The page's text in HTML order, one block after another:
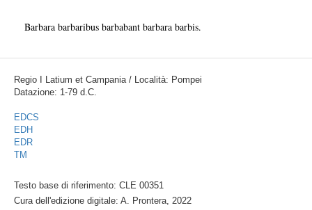
Barbara barbaribus barbabant barbara barbis.
Regio I Latium et Campania / Località: Pompei
Datazione: 1-79 d.C.
EDCS
EDH
EDR
TM
Testo base di riferimento: CLE 00351
Cura dell'edizione digitale: A. Prontera, 2022